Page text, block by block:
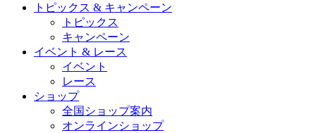
トピックス & キャンペーン
トピックス
キャンペーン
イベント & レース
イベント
レース
ショップ
全国ショップ案内
オンラインショップ